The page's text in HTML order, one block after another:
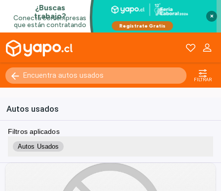
×
FILTRAR
Autos usados
Filtros aplicados
Autos Usados